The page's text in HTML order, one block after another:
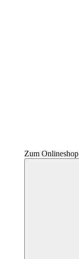
Zum Onlineshop